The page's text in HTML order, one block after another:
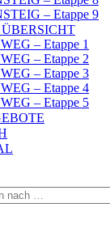
– Etappe 9
– Etappe 1
– Etappe 2
– Etappe 3
– Etappe 4
– Etappe 5